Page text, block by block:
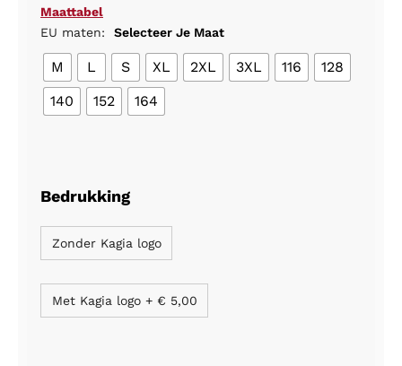
Maattabel
EU maten:
Selecteer Je Maat
M L S XL 2XL 3XL 116
128
140
152 164
Bedrukking
Zonder Kagia logo
Met Kagia logo + € 5,00